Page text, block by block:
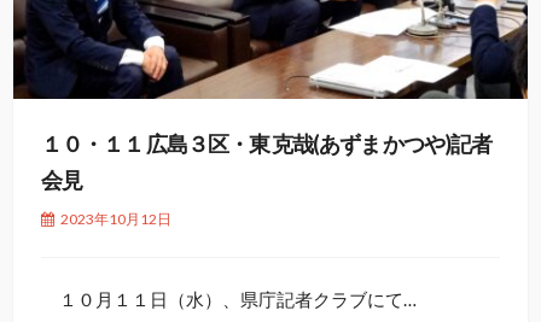
１０・１１ 広島３区・東 克哉(あずま かつや)記者
会見
2023年10月12日
１０月１１日（水）、県庁記者クラブにて…